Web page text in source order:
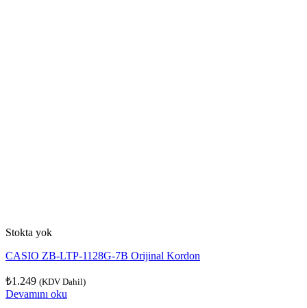
Stokta yok
CASIO ZB-LTP-1128G-7B Orijinal Kordon
₺1.249 (KDV Dahil)
Devamını oku